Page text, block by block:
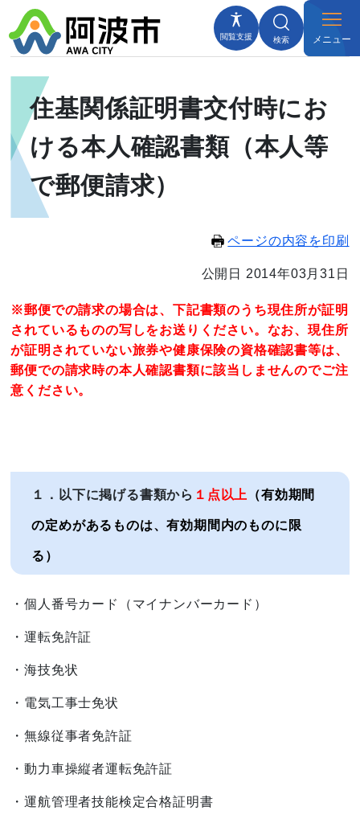
閲覧支援 検索 メニュー
住基関係証明書交付時にお
ける本人確認書類（本人等
で郵便請求）
ページの内容を印刷
公開日 2014年03月31日
※郵便での請求の場合は、下記書類のうち現住所が証明
されているものの写しをお送りください。なお、現住所
が証明されていない旅券や健康保険の資格確認書等は、
郵便での請求時の本人確認書類に該当しませんのでご注
意ください。
１．以下に掲げる書類から １点以上 （有効期間
の定めがあるものは、有効期間内のものに限
る）
・個人番号カード（マイナンバーカード）
・運転免許証
・海技免状
・電気工事士免状
・無線従事者免許証
・動力車操縦者運転免許証
・運航管理者技能検定合格証明書